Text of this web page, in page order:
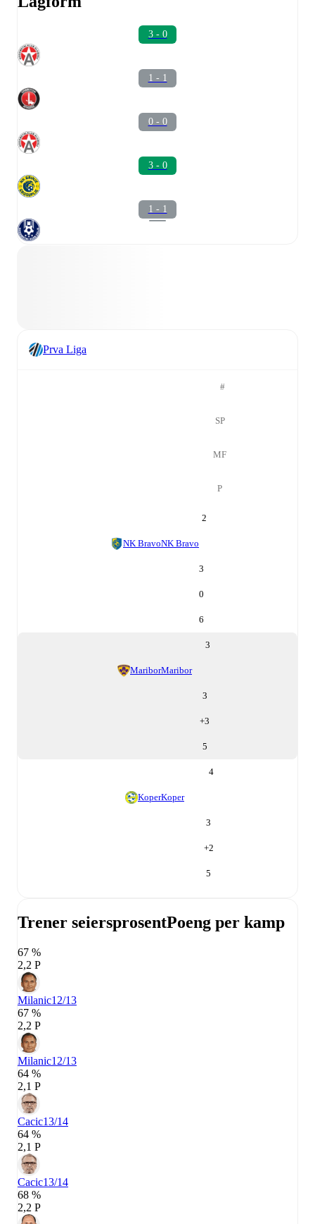
3 - 0
1 - 1
0 - 0
3 - 0
1 - 1
Prva Liga
#
SP
MF
P
2
NK BravoNK Bravo
3
0
6
3
MariborMaribor
3
+3
5
4
KoperKoper
3
+2
5
Trener seiersprosentPoeng per kamp
67 %
2,2 P
Milanic12/13
67 %
2,2 P
Milanic12/13
64 %
2,1 P
Cacic13/14
64 %
2,1 P
Cacic13/14
68 %
2,2 P